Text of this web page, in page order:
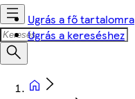
Ugrás a fő tartalomra
Ugrás a kereséshez